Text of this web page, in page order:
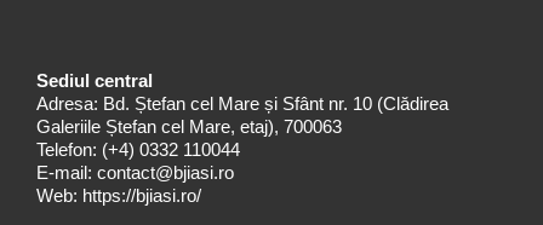
Sediul central
Adresa: Bd. Ștefan cel Mare și Sfânt nr. 10 (Clădirea
Galeriile Ștefan cel Mare, etaj), 700063
Telefon: (+4) 0332 110044
E-mail: contact@bjiasi.ro
Web: https://bjiasi.ro/